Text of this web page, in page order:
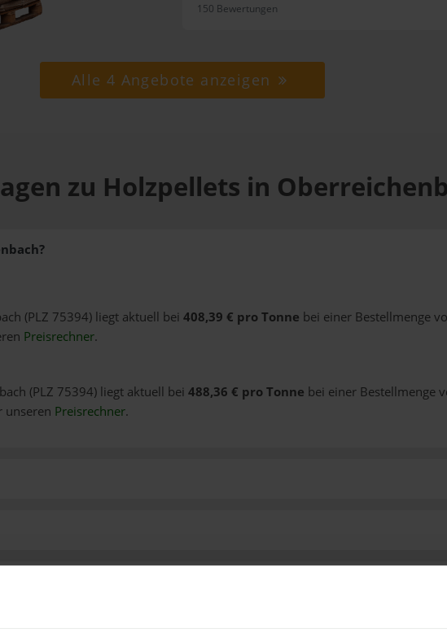
150 Bewertungen
Alle 4 Angebote anzeigen
zu Holzpellets in
(PLZ 75394) liegt aktuell bei 408,39 € pro Tonne bei einer Bestellmenge
Preisrechner.
(PLZ 75394) liegt aktuell bei 488,36 € pro Tonne bei einer Bestellmenge
unseren Preisrechner.